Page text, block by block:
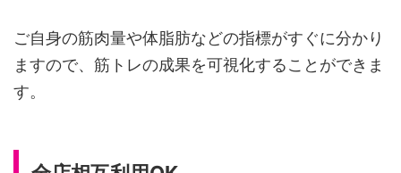
ご自身の筋肉量や体脂肪などの指標がすぐに分かり
ますので、筋トレの成果を可視化することができま
す。